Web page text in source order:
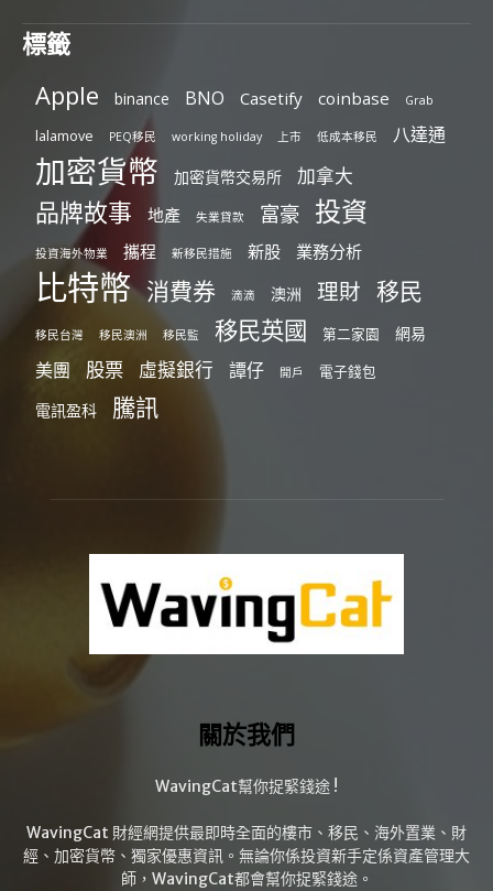
標籤
Apple binance BNO Casetify coinbase Grab
lalamove PEQ移民 working holiday 上市 低成本移民 八達通
加密貨幣 加密貨幣交易所 加拿大
品牌故事 地產 失業貸款 富豪 投資
投資海外物業 攜程 新移民措施 新股 業務分析
比特幣 消費券 滴滴 澳洲 理財 移民
移民台灣 移民澳洲 移民監 移民英國 第二家園 網易
美團 股票 虛擬銀行 譚仔 開戶 電子錢包
電訊盈科 騰訊
關於我們
WavingCat幫你捉緊錢途 !
WavingCat 財經網提供最即時全面的樓市、移民、海外置業、財
經、加密貨幣、獨家優惠資訊。無論你係投資新手定係資產管理大
師，WavingCat都會幫你捉緊錢途。